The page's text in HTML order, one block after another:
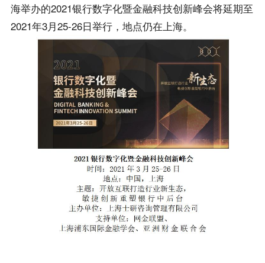
海举办的2021银行数字化暨金融科技创新峰会将延期至
2021年3月25-26日举行，地点仍在上海。